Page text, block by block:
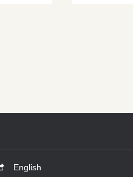
English